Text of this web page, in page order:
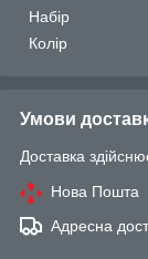
Набір
Колір
Умови
Доставка
Нова Пошта
Адресна